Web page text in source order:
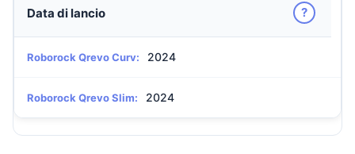
Data di lancio ?
Roborock Qrevo Curv: 2024
Roborock Qrevo Slim: 2024